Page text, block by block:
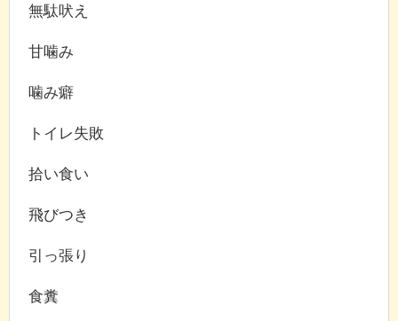
無駄吠え
甘噛み
噛み癖
トイレ失敗
拾い食い
飛びつき
引っ張り
食糞